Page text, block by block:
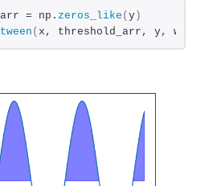
= np. zeros_like (y )
( x, threshold_arr, y,